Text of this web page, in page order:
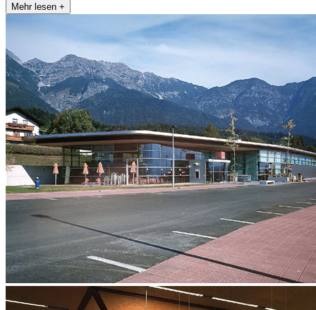
Mehr lesen +